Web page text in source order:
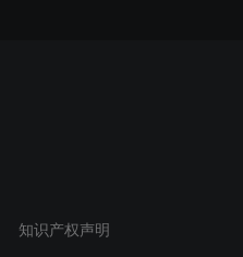
知识产权声明